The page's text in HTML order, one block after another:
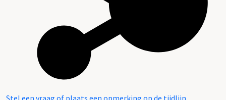
Stel een vraag of plaats een opmerking op de tijdlijn